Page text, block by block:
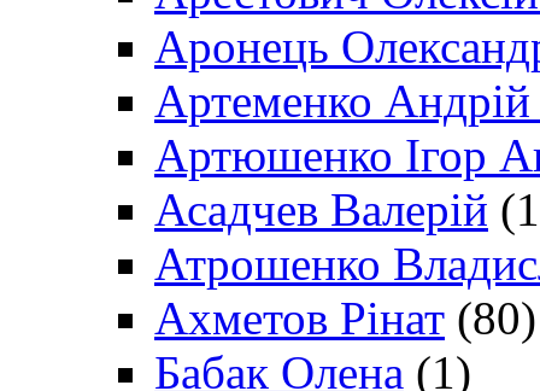
Аронець
Артеменко Андрій
Артюшенко Ігор
Асадчев Валерій
Атрошенко
Ахметов Рінат (80)
Бабак Олена (1)